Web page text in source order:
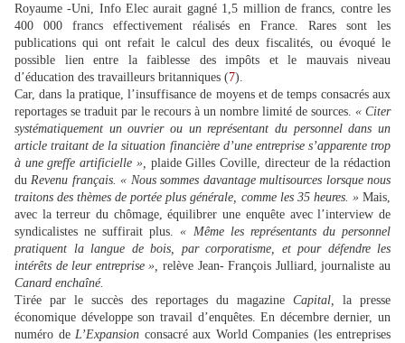
Royaume -Uni, Info Elec aurait gagné 1,5 million de francs, contre les
400 000 francs effectivement réalisés en France. Rares sont les
publications qui ont refait le calcul des deux fiscalités, ou évoqué le
possible lien entre la faiblesse des impôts et le mauvais niveau
d’éducation des travailleurs britanniques (7).
Car, dans la pratique, l’insuffisance de moyens et de temps consacrés aux
reportages se traduit par le recours à un nombre limité de sources. « Citer
systématiquement un ouvrier ou un représentant du personnel dans un
article traitant de la situation financière d’une entreprise s’apparente trop
à une greffe artificielle », plaide Gilles Coville, directeur de la rédaction
duRevenu français. « Nous sommes davantage multisources lorsque nous
traitons des thèmes de portée plus générale, comme les 35 heures. » Mais,
avec la terreur du chômage, équilibrer une enquête avec l’interview de
syndicalistes ne suffirait plus.« Même les représentants du personnel
pratiquent la langue de bois, par corporatisme, et pour défendre les
intérêts de leur entreprise », relève Jean- François Julliard, journaliste au
Canard enchaîné.
Tirée par le succès des reportages du magazine Capital, la presse
économique développe son travail d’enquêtes. En décembre dernier, un
numéro de L’Expansion consacré aux World Companies (les entreprises